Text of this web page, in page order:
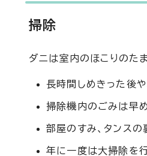
掃除
ダニは室内のほこりのた
長時間しめきった後
掃除機内のごみは早め
部屋のすみ、タンスの
年に一度は大掃除を行